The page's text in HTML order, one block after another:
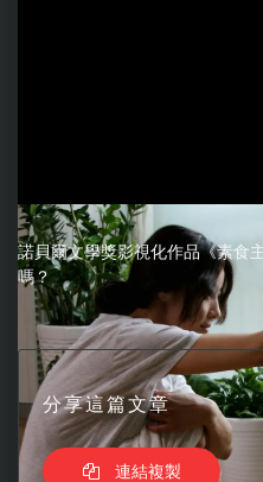
諾貝爾文學獎影視化作品《素食
嗎？
分享這篇文章
連結複製